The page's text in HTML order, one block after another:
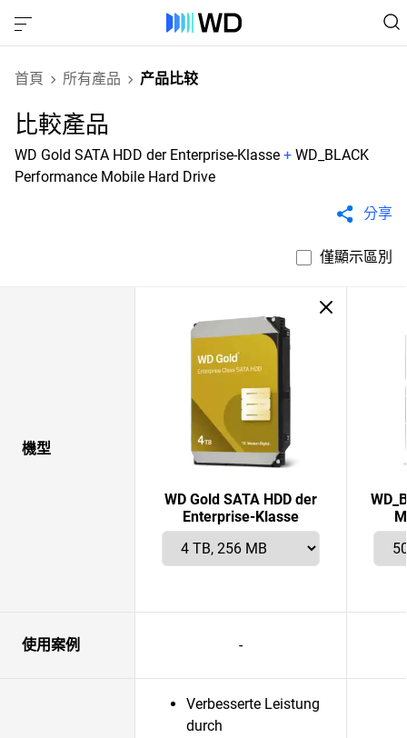
首頁 所有產品 产品比较
比較產品
WD Gold SATA HDD der Enterprise-Klasse + WD_BLACK
Performance Mobile Hard Drive
分享
僅顯示區別
機型
WD Gold SATA HDD der
Enterprise-Klasse
使用案例 -
Verbesserte Leistung
durch